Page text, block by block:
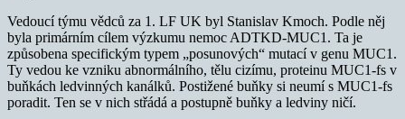
Vedoucí týmu vědců za 1. LF UK byl Stanislav Kmoch. Podle něj
byla primárním cílem výzkumu nemoc ADTKD-MUC1. Ta je
způsobena specifickým typem „posunových“ mutací v genu MUC1.
Ty vedou ke vzniku abnormálního, tělu cizímu, proteinu MUC1-fs v
buňkách ledvinných kanálků. Postižené buňky si neumí s MUC1-fs
poradit. Ten se v nich střádá a postupně buňky a ledviny ničí.